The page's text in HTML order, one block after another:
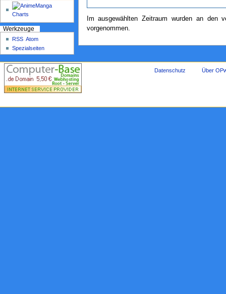
Im ausgewählten Zeitraum wurden an den
vorgenommen.
Werkzeuge
RSS Atom
Spezialseiten
Datenschutz Über